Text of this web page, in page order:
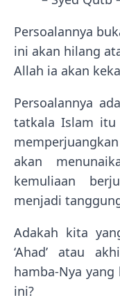
Persoalannya
ini akan hilang
Allah ia akan
Persoalannya
tatkala Islam itu
akan
kemuliaan
menjadi
Adakah kita
‘Ahad’ atau
hamba-Nya
ini?